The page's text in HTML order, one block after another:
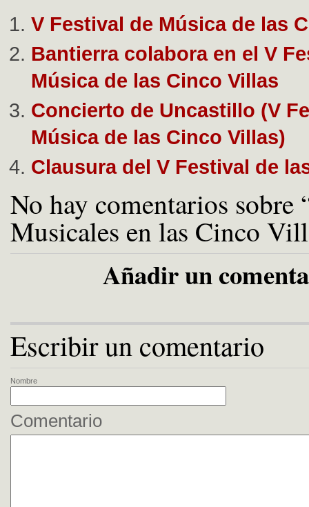
V Festival de Música de las
Bantierra colabora en el V
Música de las Cinco Villas
Concierto de Uncastillo (V
Música de las Cinco Villas)
Clausura del V Festival de
No hay comentarios sobre
Musicales en las Cinco
Añadir un
Escribir un comentario
Nombre
Comentario